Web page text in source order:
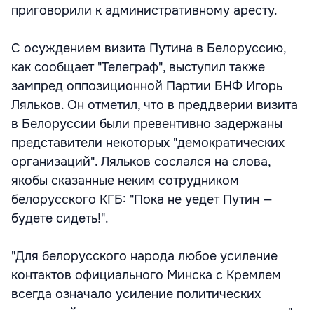
приговорили к административному аресту.
С осуждением визита Путина в Белоруссию,
как сообщает "Телеграф", выступил также
зампред оппозиционной Партии БНФ Игорь
Ляльков. Он отметил, что в преддверии визита
в Белоруссии были превентивно задержаны
представители некоторых "демократических
организаций". Ляльков сослался на слова,
якобы сказанные неким сотрудником
белорусского КГБ: "Пока не уедет Путин —
будете сидеть!".
"Для белорусского народа любое усиление
контактов официального Минска с Кремлем
всегда означало усиление политических